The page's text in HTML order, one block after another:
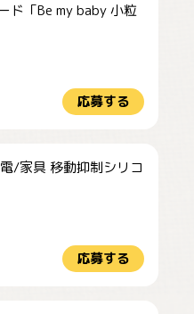
ド「Be my baby 小粒
応募する
/家具 移動抑制シリコ
応募する